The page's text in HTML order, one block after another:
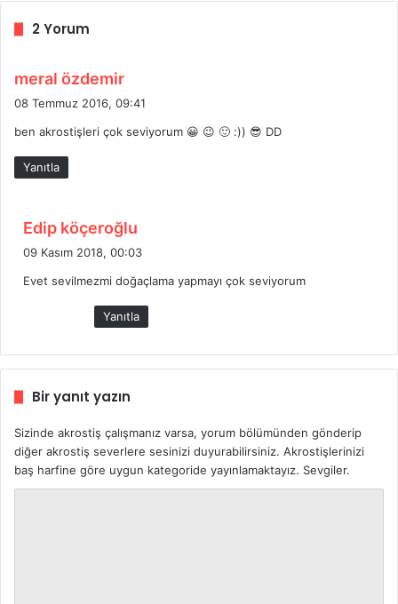
2 Yorum
meral özdemir
e
i
08 Temmuz 2016, 09:41
ben akrostişleri çok seviyorum 😀 😉 🙂 :)) 😎 DD
Yanıtla
Edip köçeroğlu
e
i
k
i
09 Kasım 2018, 00:03
Evet sevilmezmi doğaçlama yapmayı çok seviyorum
Yanıtla
Bir yanıt yazın
Sizinde akrostiş çalışmanız varsa, yorum bölümünden gönderip
diğer akrostiş severlere sesinizi duyurabilirsiniz. Akrostişlerinizi
baş harfine göre uygun kategoride yayınlamaktayız. Sevgiler.